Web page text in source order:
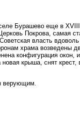
Бурашево еще в
Покрова, самая
власть
храма возведены
конфигурация
крыша, снят крест,
верующим.